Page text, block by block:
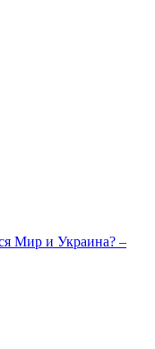
Мир и Украина? –